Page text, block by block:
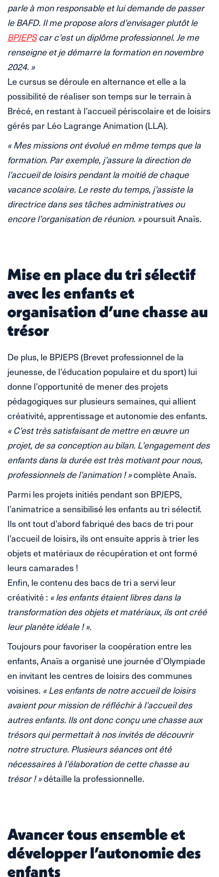
parle à mon responsable et lui demande de passer
le BAFD. Il me propose alors d’envisager plutôt le
BPJEPScar c’est un diplôme professionnel. Je me
renseigne et je démarre la formation en novembre
2024. »
Le cursus se déroule en alternance et elle a la
possibilité de réaliser son temps sur le terrain à
Brécé, en restant à l’accueil périscolaire et de loisirs
gérés par Léo Lagrange Animation (LLA).
« Mes missions ont évolué en même temps que la
formation. Par exemple, j’assure la direction de
l’accueil de loisirs pendant la moitié de chaque
vacance scolaire. Le reste du temps, j’assiste la
directrice dans ses tâches administratives ou
encore l’organisation de réunion. »poursuit Anaïs.
Mise en place du tri sélectif
avec les enfants et
organisation d’une chasse au
trésor
De plus, le BPJEPS (Brevet professionnel de la
jeunesse, de l’éducation populaire et du sport) lui
donne l’opportunité de mener des projets
pédagogiques sur plusieurs semaines, qui allient
créativité, apprentissage et autonomie des enfants.
« C’est très satisfaisant de mettre en œuvre un
projet, de sa conception au bilan. L’engagement des
enfants dans la durée est très motivant pour nous,
professionnels de l’animation ! »complète Anaïs.
Parmi les projets initiés pendant son BPJEPS,
l’animatrice a sensibilisé les enfants au tri sélectif.
Ils ont tout d’abord fabriqué des bacs de tri pour
l’accueil de loisirs, ils ont ensuite appris à trier les
objets et matériaux de récupération et ont formé
leurs camarades !
Enfin, le contenu des bacs de tri a servi leur
créativité : « les enfants étaient libres dans la
transformation des objets et matériaux, ils ont créé
leur planète idéale ! ».
Toujours pour favoriser la coopération entre les
enfants, Anaïs a organisé une journée d’Olympiade
en invitant les centres de loisirs des communes
voisines. « Les enfants de notre accueil de loisirs
avaient pour mission de réfléchir à l’accueil des
autres enfants. Ils ont donc conçu une chasse aux
trésors qui permettait à nos invités de découvrir
notre structure. Plusieurs séances ont été
nécessaires à l’élaboration de cette chasse au
trésor ! »détaille la professionnelle.
Avancer tous ensemble et
développer l’autonomie des
enfants